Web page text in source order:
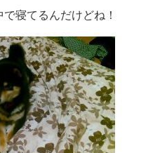
寝てるんだけどね！